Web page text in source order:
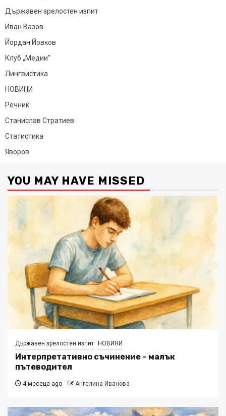
Държавен зрелостен изпит
Иван Вазов
Йордан Йовков
Клуб „Медии“
Лингвистика
НОВИНИ
Речник
Станислав Стратиев
Статистика
Яворов
YOU MAY HAVE MISSED
Държавен зрелостен изпит НОВИНИ
Интерпретативно съчинение – малък
пътеводител
4 месеца ago Ангелина Иванова